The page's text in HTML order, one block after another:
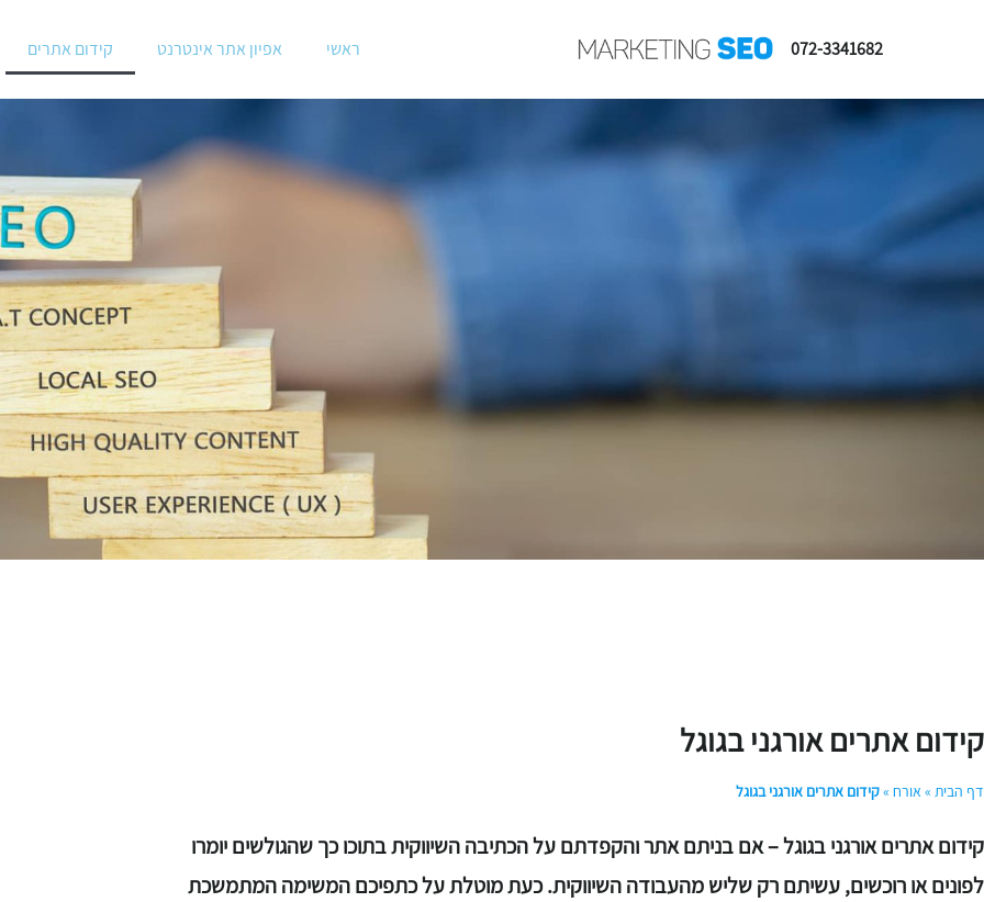
072-3341682 ראשי אפיון אתר אינטרנט קידום אתרים
קידום אתרים אורגני בגוגל
דף הבית » אורח »קידום אתרים אורגני בגוגל
קידום אתרים אורגני בגוגל – אם בניתם אתר והקפדתם על הכתיבה השיווקית בתוכו כך שהגולשים יומרו
לפונים או רוכשים, עשיתם רק שליש מהעבודה השיווקית. כעת מוטלת על כתפיכם המשימה המתמשכת